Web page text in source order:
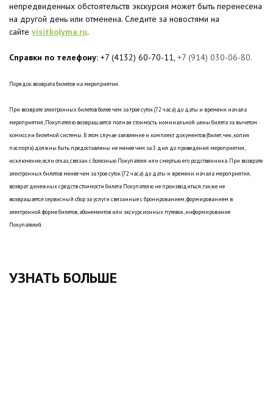
непредвиденных обстоятельств экскурсия может быть перенесена
на другой день или отменена. Следите за новостями на
сайте visitkolyma.ru.
Справки по телефону: +7 (4132) 60-70-11, +7 (914) 030-06-80.
Порядок возврата билетов на мероприятия.
При возврате электронных билетов более чем за трое суток (72 часа) до даты и времени начала
мероприятия, Покупателю возвращается полная стоимость номинальной цены билета за вычетом
комиссии билетной системы. В этом случае заявление и комплект документов (билет, чек, копия
паспорта) должны быть предоставлены не менее чем за 3 дня до проведения мероприятия,
исключение, если отказ, связан с болезнью Покупателя или смертью его родственника. При возврате
электронных билетов менее чем за трое суток (72 часа) до даты и времени начала мероприятия,
возврат денежных средств стоимости билета Покупателю не производиться, также не
возвращается сервисный сбор за услуги связанные с бронированием, формированием в
электронной форме билетов, абонементов или экскурсионных путевок, информирование
Покупателей.
УЗНАТЬ БОЛЬШЕ